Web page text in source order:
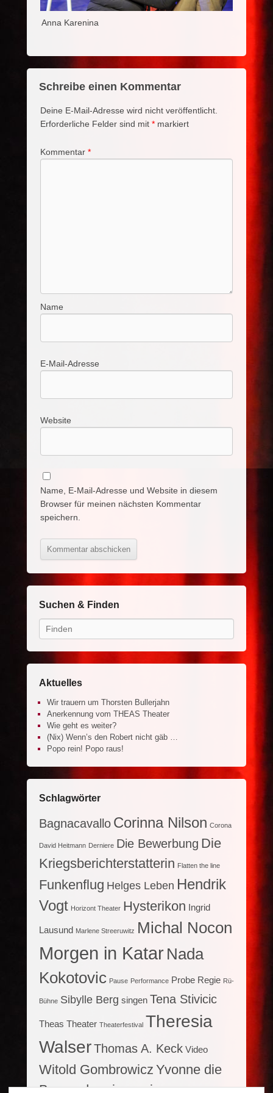
Anna Karenina
Schreibe einen Kommentar
Deine E-Mail-Adresse wird nicht veröffentlicht.
Erforderliche Felder sind mit * markiert
Kommentar *
Name
E-Mail-Adresse
Website
Name, E-Mail-Adresse und Website in diesem
Browser für meinen nächsten Kommentar
speichern.
Suchen & Finden
Search
Aktuelles
Wir trauern um Thorsten Bullerjahn
Anerkennung vom THEAS Theater
Wie geht es weiter?
(Nix) Wenn’s den Robert nicht gäb …
Popo rein! Popo raus!
Schlagwörter
Bagnacavallo Corinna Nilson Corona
David Heitmann Derniere Die Bewerbung Die
Kriegsberichterstatterin Flatten the line
Funkenflug Helges Leben Hendrik
Vogt Horizont Theater Hysterikon Ingrid
Lausund Marlene Streeruwitz Michal Nocon
Morgen in Katar Nada
Kokotovic Pause Performance Probe Regie Rü-
Bühne Sibylle Berg singen Tena Stivicic
Theas Theater Theaterfestival Theresia
WalserThomas A. Keck Video
Witold Gombrowicz Yvonne die
Burgunderprinzessin